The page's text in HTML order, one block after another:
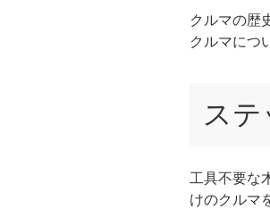
クルマの歴
クルマにつ
ス
工具不要な
けのクルマ